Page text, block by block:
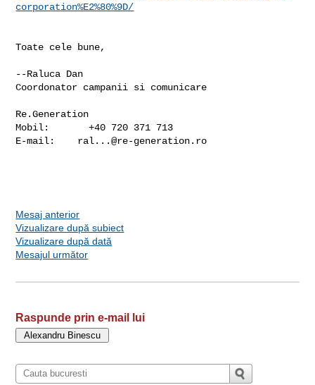
corporation%E2%80%9D/
Toate cele bune,
--Raluca Dan
Coordonator campanii si comunicare
Re.Generation
Mobil:       +40 720 371 713
E-mail: ral...@re-generation.ro
Mesaj anterior
Vizualizare după subiect
Vizualizare după dată
Mesajul următor
Raspunde prin e-mail lui